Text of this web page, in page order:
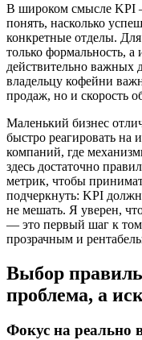
В широком смысле KPI
понять, насколько
конкретные отделы.
только формальность,
действительно важных
владельцу кофейни
продаж, но и скорость
Маленький бизнес
быстро реагировать на
компаний, где
здесь достаточно
метрик, чтобы
подчеркнуть: KPI
не мешать. Я уверен,
— это первый шаг к
прозрачным и
Выбор
проблема, а
Фокус на реально